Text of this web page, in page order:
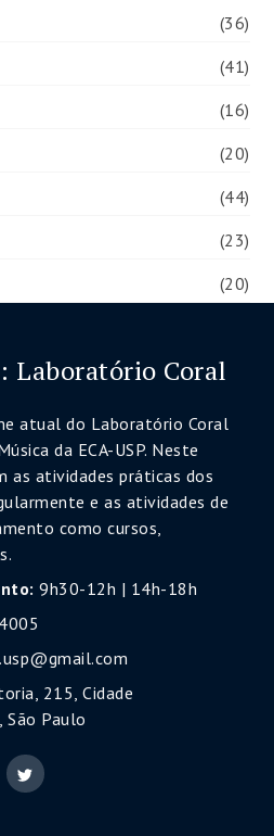
(36)
(41)
(16)
(20)
(44)
(23)
(20)
Laboratório Coral
atual do Laboratório Coral
da ECA-USP. Neste
as atividades práticas dos
e as atividades de
como cursos,
9h30-12h | 14h-18h
215, Cidade
Paulo